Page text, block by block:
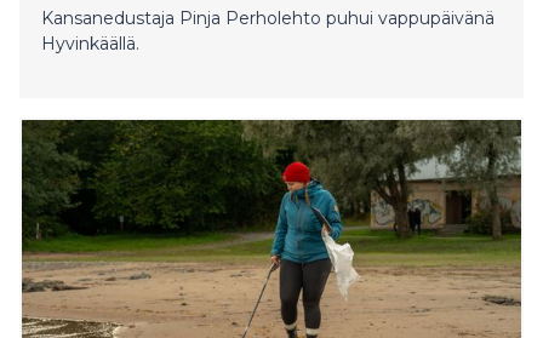
Kansanedustaja Pinja Perholehto puhui vappupäivänä
Hyvinkäällä.